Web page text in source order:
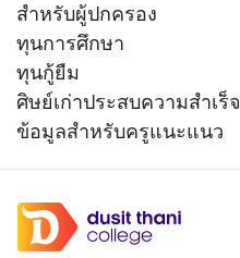
สำหรับผู้ปกครอง
ทุนการศึกษา
ทุนกู้ยืม
ศิษย์เก่าประสบความสำเร็จ
ข้อมูลสำหรับครูแนะแนว